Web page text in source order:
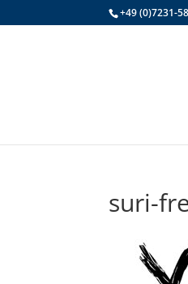
+49 (0)7231-
suri-